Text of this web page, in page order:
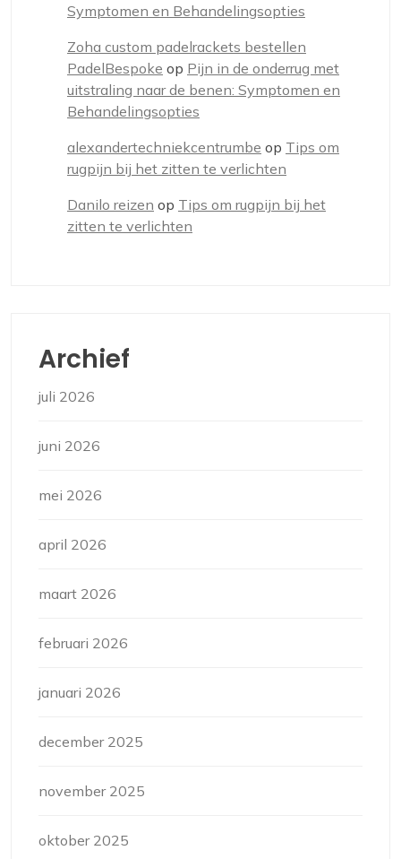
Symptomen en Behandelingsopties
Zoha custom padelrackets bestellen
PadelBespoke op Pijn in de onderrug met
uitstraling naar de benen: Symptomen en
Behandelingsopties
alexandertechniekcentrumbe op Tips om
rugpijn bij het zitten te verlichten
Danilo reizen op Tips om rugpijn bij het
zitten te verlichten
Archief
juli 2026
juni 2026
mei 2026
april 2026
maart 2026
februari 2026
januari 2026
december 2025
november 2025
oktober 2025